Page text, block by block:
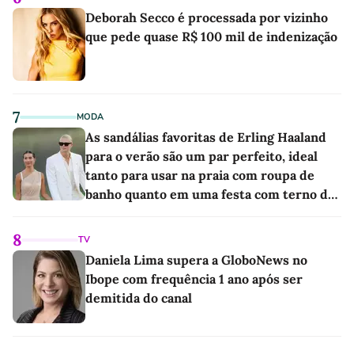
Deborah Secco é processada por vizinho
que pede quase R$ 100 mil de indenização
7 MODA
As sandálias favoritas de Erling Haaland
para o verão são um par perfeito, ideal
tanto para usar na praia com roupa de
banho quanto em uma festa com terno de
8 TV
Daniela Lima supera a GloboNews no
Ibope com frequência 1 ano após ser
demitida do canal